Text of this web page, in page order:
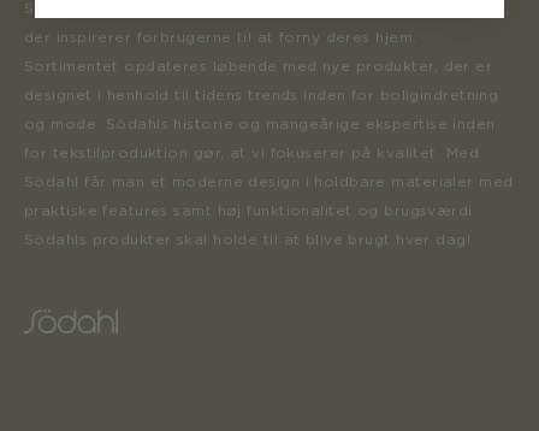
Södahl ønsker at tilbyde en moderne og attraktiv kollektion,
der inspirerer forbrugerne til at forny deres hjem.
Sortimentet opdateres løbende med nye produkter, der er
designet i henhold til tidens trends inden for boligindretning
og mode. Södahls historie og mangeårige ekspertise inden
for tekstilproduktion gør, at vi fokuserer på kvalitet. Med
Södahl får man et moderne design i holdbare materialer med
praktiske features samt høj funktionalitet og brugsværdi.
Södahls produkter skal holde til at blive brugt hver dag!